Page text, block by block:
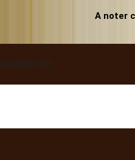
A noter
(0)